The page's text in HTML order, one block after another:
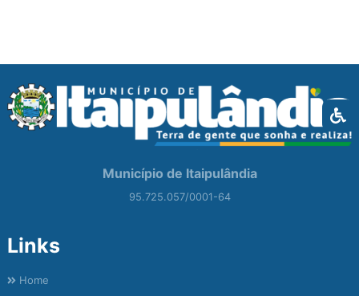
Município de Itaipulândia
95.725.057/0001-64
Links
Home